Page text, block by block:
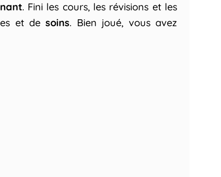
. Fini les cours, les révisions et les
et desoins. Bien joué, vous avez